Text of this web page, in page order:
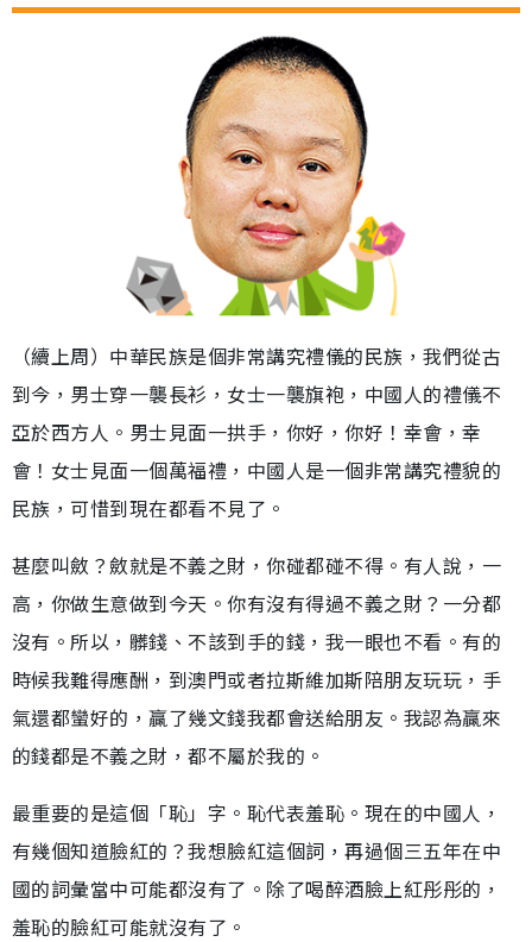
（續上周）中華民族是個非常講究禮儀的民族，我們從古
到今，男士穿一襲長衫，女士一襲旗袍，中國人的禮儀不
亞於西方人。男士見面一拱手，你好，你好！幸會，幸
會！女士見面一個萬福禮，中國人是一個非常講究禮貌的
民族，可惜到現在都看不見了。
甚麼叫斂？斂就是不義之財，你碰都碰不得。有人說，一
高，你做生意做到今天。你有沒有得過不義之財？一分都
沒有。所以，髒錢、不該到手的錢，我一眼也不看。有的
時候我難得應酬，到澳門或者拉斯維加斯陪朋友玩玩，手
氣還都蠻好的，贏了幾文錢我都會送給朋友。我認為贏來
的錢都是不義之財，都不屬於我的。
最重要的是這個「恥」字。恥代表羞恥。現在的中國人，
有幾個知道臉紅的？我想臉紅這個詞，再過個三五年在中
國的詞彙當中可能都沒有了。除了喝醉酒臉上紅彤彤的，
羞恥的臉紅可能就沒有了。